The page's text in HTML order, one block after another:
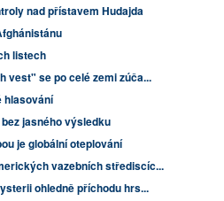
nad přístavem Hudajda
listech
vest" se po celé zemi zúča...
hlasování
jasného výsledku
je globální oteplování
vazebních střediscíc...
ohledně příchodu hrs...